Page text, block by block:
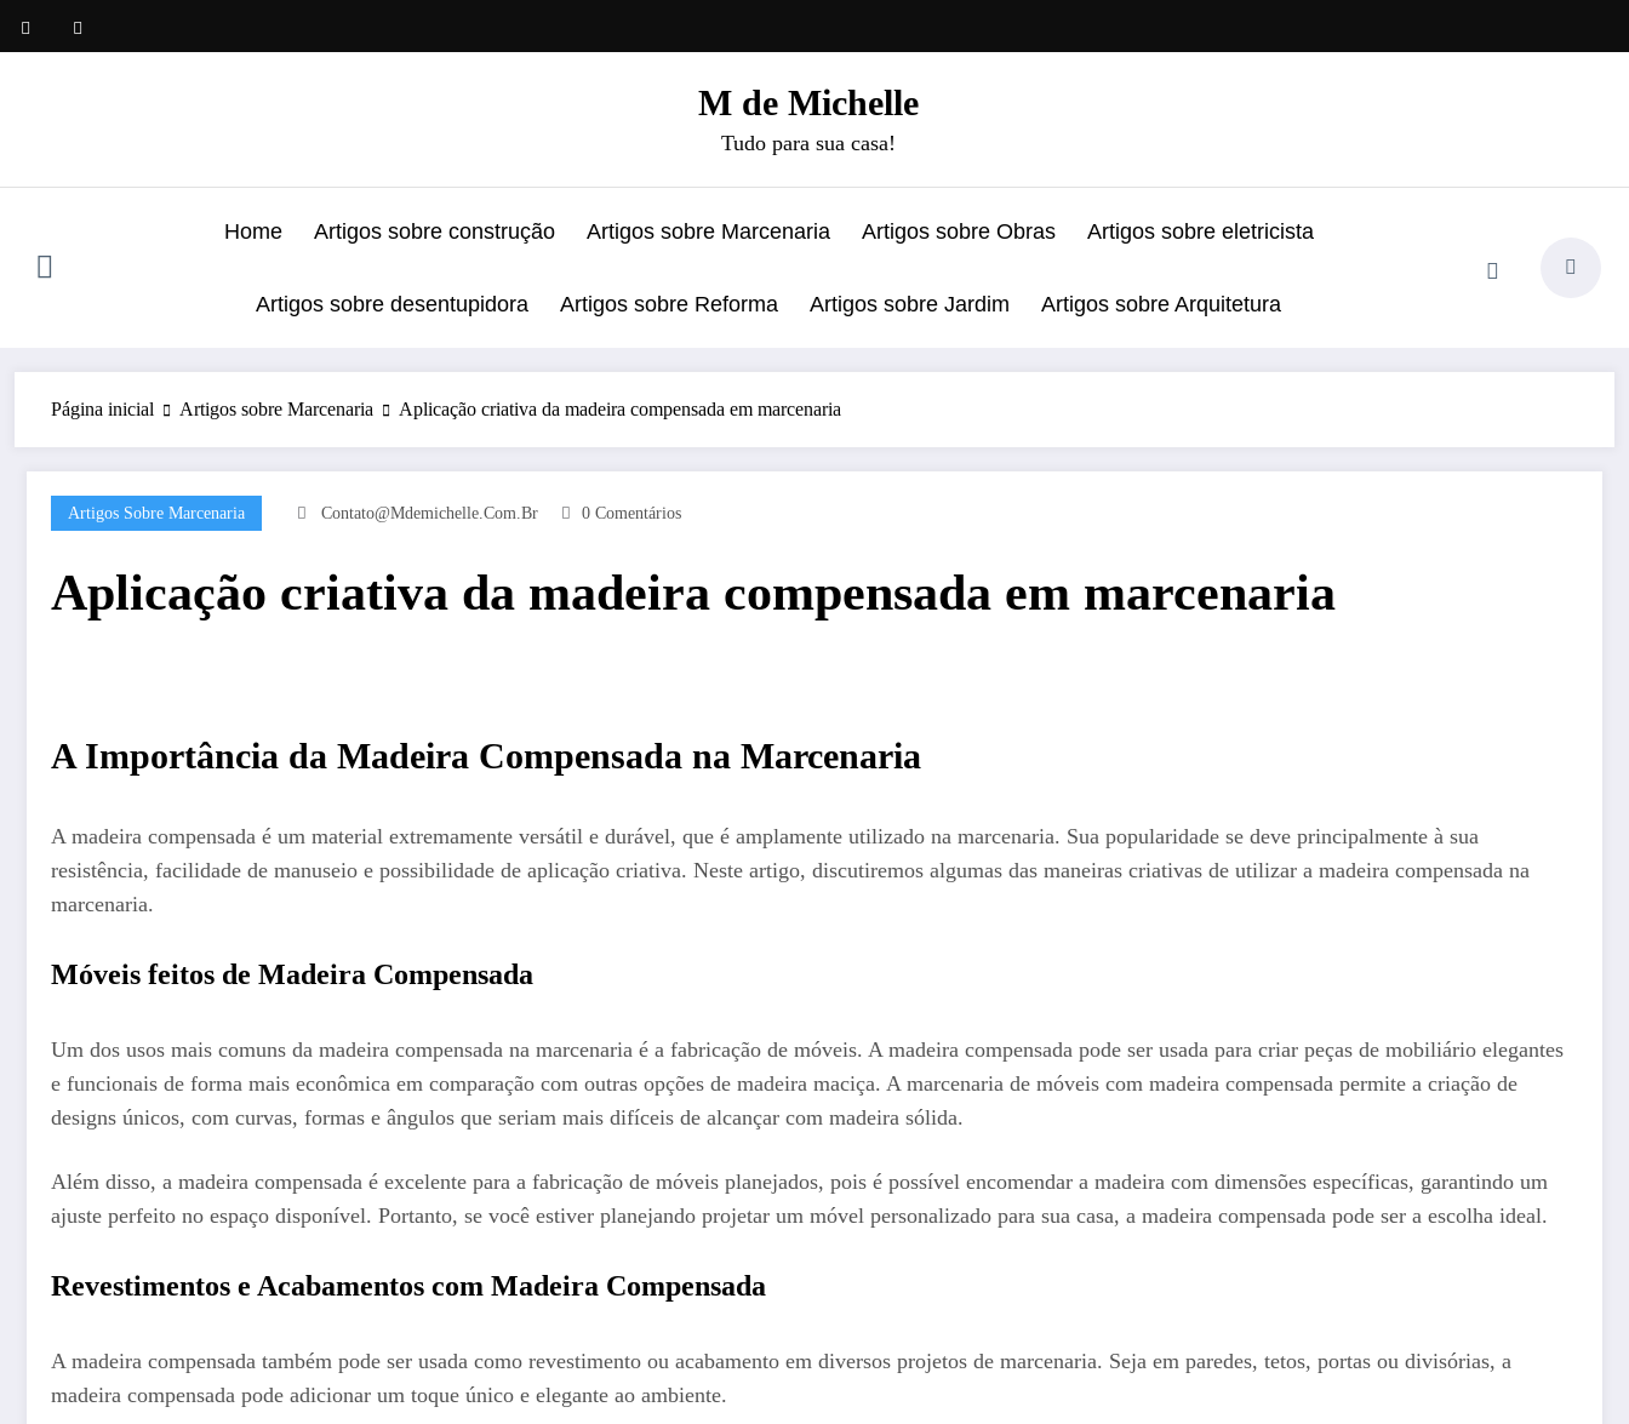
M de Michelle
Tudo para sua casa!
Home Artigos sobre construção Artigos sobre Marcenaria Artigos sobre Obras Artigos sobre eletricista
Artigos sobre desentupidora Artigos sobre Reforma Artigos sobre Jardim Artigos sobre Arquitetura
Página inicial Artigos sobre Marcenaria Aplicação criativa da madeira compensada em marcenaria
Artigos Sobre Marcenaria Contato@mdemichelle.com.br 0 Comentários
Aplicação criativa da madeira compensada em marcenaria
A Importância da Madeira Compensada na Marcenaria
A madeira compensada é um material extremamente versátil e durável, que é amplamente utilizado na marcenaria. Sua popularidade se deve principalmente à sua
resistência, facilidade de manuseio e possibilidade de aplicação criativa. Neste artigo, discutiremos algumas das maneiras criativas de utilizar a madeira compensada na
marcenaria.
Móveis feitos de Madeira Compensada
Um dos usos mais comuns da madeira compensada na marcenaria é a fabricação de móveis. A madeira compensada pode ser usada para criar peças de mobiliário elegantes
e funcionais de forma mais econômica em comparação com outras opções de madeira maciça. A marcenaria de móveis com madeira compensada permite a criação de
designs únicos, com curvas, formas e ângulos que seriam mais difíceis de alcançar com madeira sólida.
Além disso, a madeira compensada é excelente para a fabricação de móveis planejados, pois é possível encomendar a madeira com dimensões específicas, garantindo um
ajuste perfeito no espaço disponível. Portanto, se você estiver planejando projetar um móvel personalizado para sua casa, a madeira compensada pode ser a escolha ideal.
Revestimentos e Acabamentos com Madeira Compensada
A madeira compensada também pode ser usada como revestimento ou acabamento em diversos projetos de marcenaria. Seja em paredes, tetos, portas ou divisórias, a
madeira compensada pode adicionar um toque único e elegante ao ambiente.